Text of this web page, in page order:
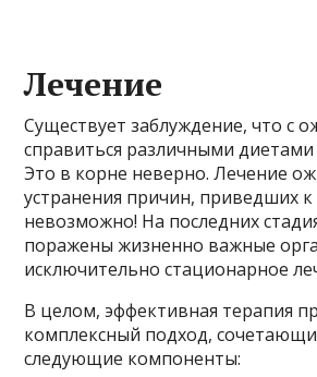
Лечение
Существует заблуждение, что с
справиться различными
Это в корне неверно. Лечение
устранения причин, приведших к
невозможно! На последних
поражены жизненно важные
исключительно стационарное
В целом, эффективная терапия
комплексный подход,
следующие компоненты: